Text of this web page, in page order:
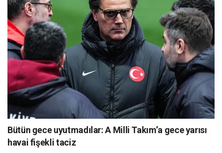
Bütün gece uyutmadılar: A Milli Takım’a gece yarısı
havai fişekli taciz